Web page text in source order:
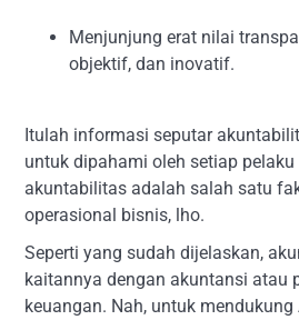
Menjunjung erat nilai
objektif, dan inovatif.
Itulah informasi seputar
untuk dipahami oleh setiap
akuntabilitas adalah salah satu
operasional bisnis, lho.
Seperti yang sudah dijelaskan,
kaitannya dengan akuntansi atau
keuangan. Nah, untuk